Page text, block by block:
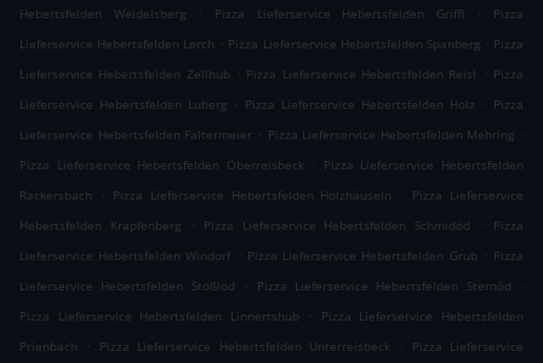
Hebertsfelden Weidelsberg
. Pizza Lieferservice Hebertsfelden Griffl .
Pizza
Lieferservice Hebertsfelden Lerch . Pizza Lieferservice Hebertsfelden Spanberg . Pizza
Lieferservice Hebertsfelden Zellhub . Pizza Lieferservice Hebertsfelden Reisl . Pizza
Lieferservice Hebertsfelden Luberg . Pizza Lieferservice Hebertsfelden Holz . Pizza
Lieferservice Hebertsfelden Faltermeier . Pizza Lieferservice Hebertsfelden Mehring .
Pizza Lieferservice Hebertsfelden Oberreisbeck . Pizza Lieferservice Hebertsfelden
Rackersbach
. Pizza Lieferservice Hebertsfelden Holzhäuseln . Pizza Lieferservice
Hebertsfelden Krapfenberg
. Pizza Lieferservice Hebertsfelden Schmidöd .
Pizza
Lieferservice Hebertsfelden Windorf . Pizza Lieferservice Hebertsfelden Grub . Pizza
Lieferservice Hebertsfelden Stößlöd
. Pizza Lieferservice Hebertsfelden Sternöd
.
Pizza Lieferservice Hebertsfelden Linnertshub
.
Pizza Lieferservice Hebertsfelden
Prienbach
. Pizza Lieferservice Hebertsfelden Unterreisbeck .
Pizza Lieferservice